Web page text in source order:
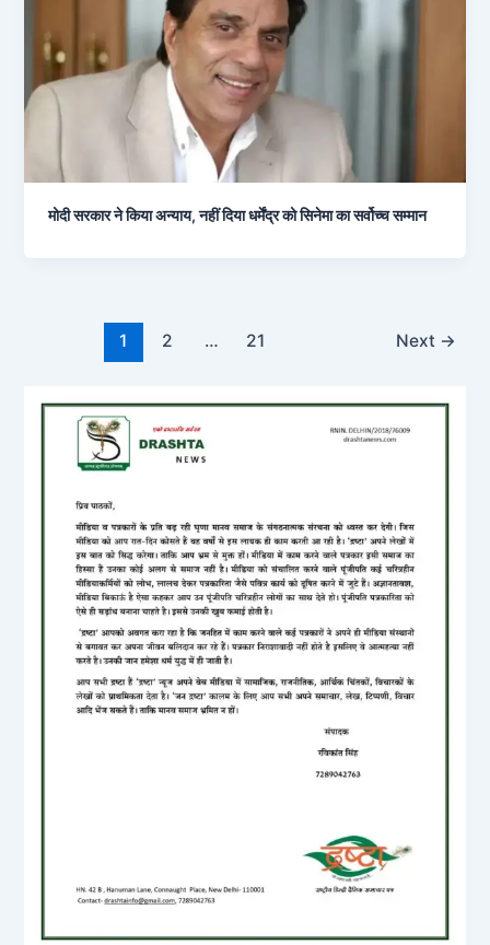
मोदी सरकार ने किया अन्याय, नहीं दिया धर्मेंद्र को सिनेमा का सर्वोच्च सम्मान
1 2 … 21 Next →